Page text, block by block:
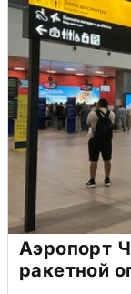
Аэропорт
ракетной